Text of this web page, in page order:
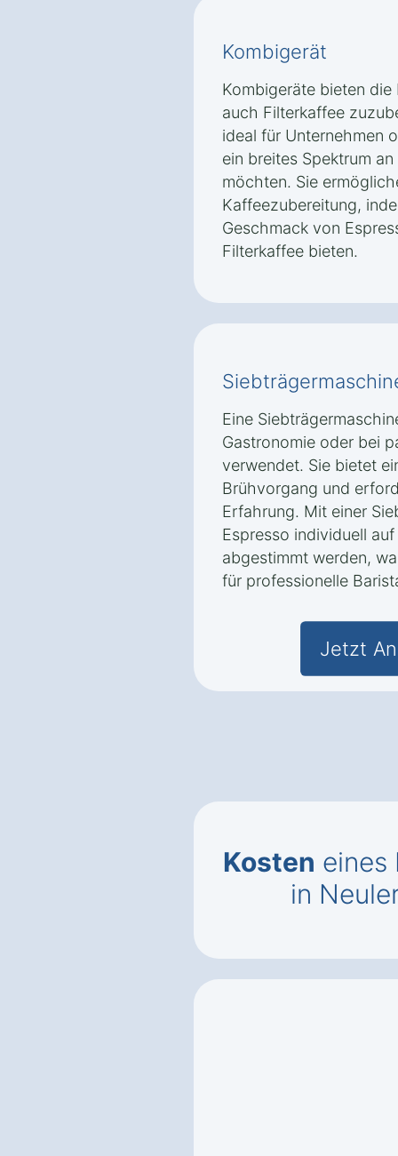
Kombigerät
Kombigeräte bieten
auch Filterkaffee
ideal für Unternehmen
ein breites Spektrum
möchten. Sie
Kaffeezubereitung,
Geschmack von
Filterkaffee bieten.
Eine
Gastronomie oder bei
verwendet. Sie bietet
Brühvorgang und
Erfahrung. Mit einer
Espresso individuell
abgestimmt werden,
für professionelle
Jetzt
Kosten eines
in